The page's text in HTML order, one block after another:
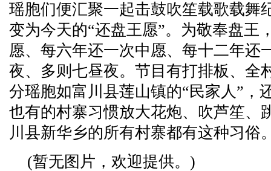
瑶胞们便汇聚一起击鼓吹笙载歌载舞
变为今天的“还盘王愿”。为敬奉盘王
愿、每六年还一次中愿、每十二年还
夜、多则七昼夜。节目有打排板、全
分瑶胞如富川县莲山镇的“民家人”，
也有的村寨习惯放大花炮、吹芦笙、
川县新华乡的所有村寨都有这种习俗
(暂无图片，欢迎提供。)